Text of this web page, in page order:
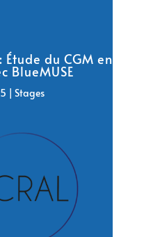
du CGM en
BlueMUSE
|Stages